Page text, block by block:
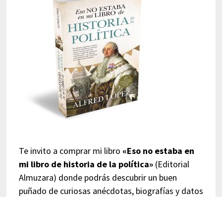
Te invito a comprar mi libro «Eso no estaba en
mi libro de historia de la política»(Editorial
Almuzara) donde podrás descubrir un buen
puñado de curiosas anécdotas, biografías y datos